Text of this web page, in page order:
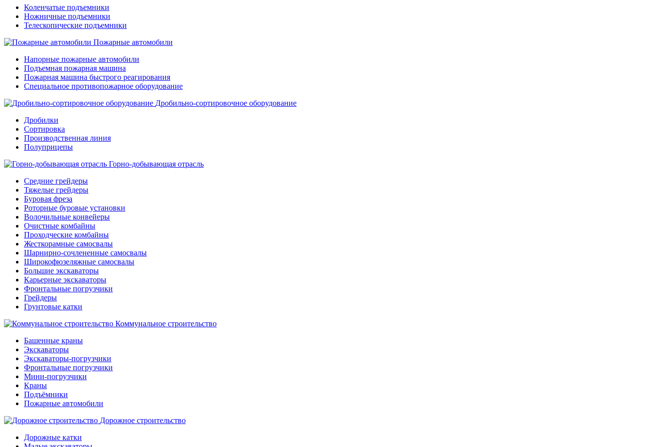
Коленчатые подъемники
Ножничные подъемники
Телескопические подъемники
Пожарные автомобили
Напорные пожарные автомобили
Подъемная пожарная машина
Пожарная машина быстрого реагирования
Специальное противопожарное оборудование
Дробильно-сортировочное оборудование
Дробилки
Сортировка
Производственная линия
Полуприцепы
Горно-добывающая отрасль
Средние грейдеры
Тяжелые грейдеры
Буровая фреза
Роторные буровые установки
Волочильные конвейеры
Очистные комбайны
Проходческие комбайны
Жесткорамные самосвалы
Шарнирно-сочлененные самосвалы
Широкофюзеляжные самосвалы
Большие экскаваторы
Карьерные экскаваторы
Фронтальные погрузчики
Грейдеры
Грунтовые катки
Коммунальное строительство
Башенные краны
Экскаваторы
Экскаваторы-погрузчики
Фронтальные погрузчики
Мини-погрузчики
Краны
Подъёмники
Пожарные автомобили
Дорожное строительство
Дорожные катки